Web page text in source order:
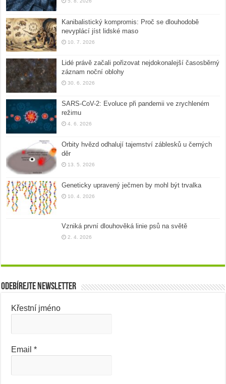
Kanibalistický kompromis: Proč se dlouhodobě
nevyplácí jíst lidské maso
10. 7. 2026
Lidé právě začali pořizovat nejdokonalejší časosběrný
záznam noční oblohy
30. 6. 2026
SARS-CoV-2: Evoluce při pandemii ve zrychleném
režimu
4. 6. 2026
Orbity hvězd odhalují tajemství záblesků u černých
děr
13. 5. 2026
Geneticky upravený ječmen by mohl být trvalka
10. 4. 2026
Vzniká první dlouhověká linie psů na světě
2. 4. 2026
Odebírejte newsletter
Křestní jméno
Email*